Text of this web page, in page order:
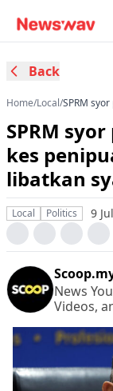
Back
Home/Local/SPRM
ejen
SPRM
kes
libatkan
Local Politics 9
News
Videos,